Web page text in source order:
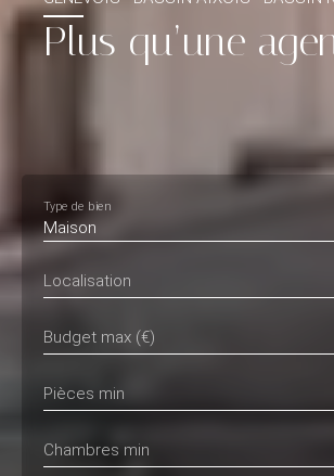
Plus qu’une
Maison
Type de bien
Localisation
Budget max (€)
Pièces min
Chambres min